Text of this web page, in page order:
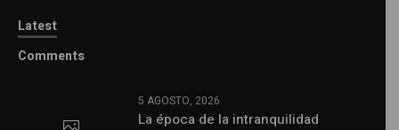
Latest
Comments
5 AGOSTO, 2026
La época de la intranquilidad